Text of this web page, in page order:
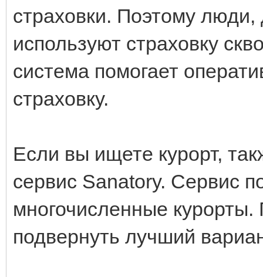
страховки. Поэтому
используют страховку
система помогает
страховку.
Если вы ищете курорт,
сервис Sanatory. Сервис
многочисленные
подвернуть лучший